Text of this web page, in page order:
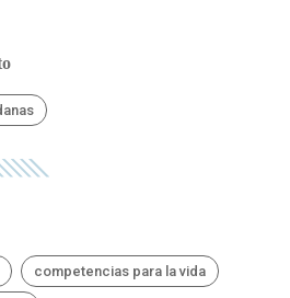
competencias para la vida